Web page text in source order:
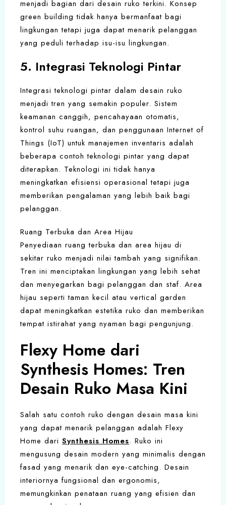
menjadi bagian dari desain ruko terkini. Konsep
green building tidak hanya bermanfaat bagi
lingkungan tetapi juga dapat menarik pelanggan
yang peduli terhadap isu-isu lingkungan.
5. Integrasi Teknologi Pintar
Integrasi teknologi pintar dalam desain ruko
menjadi tren yang semakin populer. Sistem
keamanan canggih, pencahayaan otomatis,
kontrol suhu ruangan, dan penggunaan Internet of
Things (IoT) untuk manajemen inventaris adalah
beberapa contoh teknologi pintar yang dapat
diterapkan. Teknologi ini tidak hanya
meningkatkan efisiensi operasional tetapi juga
memberikan pengalaman yang lebih baik bagi
pelanggan.
Ruang Terbuka dan Area Hijau
Penyediaan ruang terbuka dan area hijau di
sekitar ruko menjadi nilai tambah yang signifikan.
Tren ini menciptakan lingkungan yang lebih sehat
dan menyegarkan bagi pelanggan dan staf. Area
hijau seperti taman kecil atau vertical garden
dapat meningkatkan estetika ruko dan memberikan
tempat istirahat yang nyaman bagi pengunjung.
Flexy Home dari
Synthesis Homes: Tren
Desain Ruko Masa Kini
Salah satu contoh ruko dengan desain masa kini
yang dapat menarik pelanggan adalah Flexy
Home dari Synthesis Homes. Ruko ini
mengusung desain modern yang minimalis dengan
fasad yang menarik dan eye-catching. Desain
interiornya fungsional dan ergonomis,
memungkinkan penataan ruang yang efisien dan